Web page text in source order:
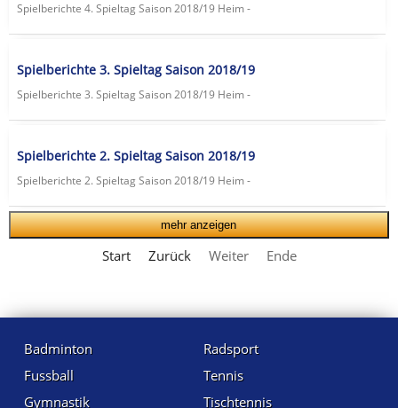
Spielberichte 4. Spieltag Saison 2018/19 Heim -
Spielberichte 3. Spieltag Saison 2018/19
Spielberichte 3. Spieltag Saison 2018/19 Heim -
Spielberichte 2. Spieltag Saison 2018/19
Spielberichte 2. Spieltag Saison 2018/19 Heim -
mehr anzeigen
Start Zurück Weiter Ende
Badminton
Fussball
Gymnastik
Radsport
Tennis
Tischtennis